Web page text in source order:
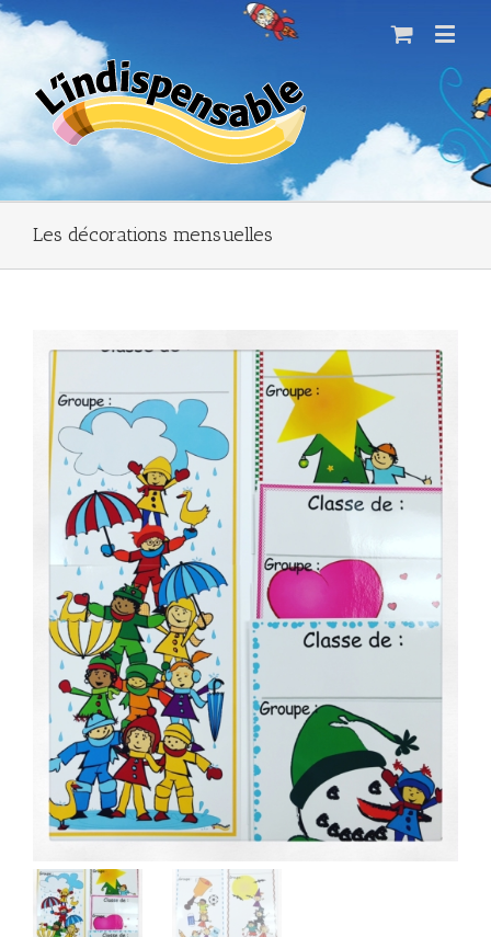
Les décorations mensuelles